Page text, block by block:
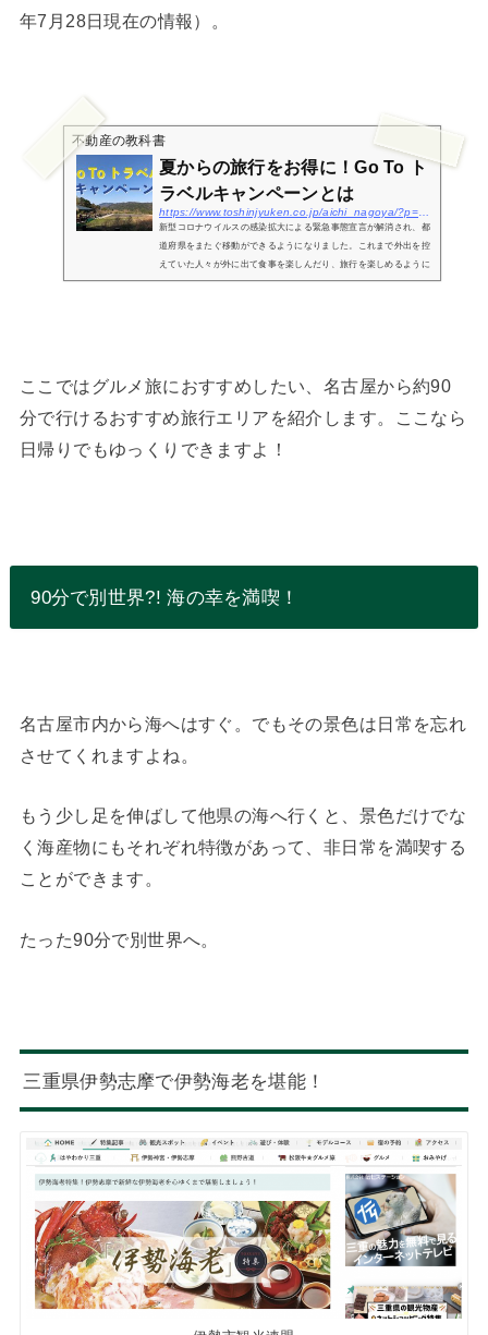
年7月28日現在の情報）。
不動産の教科書
夏からの旅行をお得に！Go To ト
ラベルキャンペーンとは
https://www.toshinjyuken.co.jp/aichi_nagoya/?p=3000
新型コロナウイルスの感染拡大による緊急事態宣言が解消され、都
道府県をまたぐ移動ができるようになりました。これまで外出を控
えていた人々が外に出て食事を楽しんだり、旅行を楽しめるように
までなったことで、動かなかった経済が少しずつ動きを取り戻しそ
ここではグルメ旅におすすめしたい、名古屋から約90
分で行けるおすすめ旅行エリアを紹介します。ここなら
日帰りでもゆっくりできますよ！
90分で別世界?! 海の幸を満喫！
名古屋市内から海へはすぐ。でもその景色は日常を忘れ
させてくれますよね。
もう少し足を伸ばして他県の海へ行くと、景色だけでな
く海産物にもそれぞれ特徴があって、非日常を満喫する
ことができます。
たった90分で別世界へ。
三重県伊勢志摩で伊勢海老を堪能！